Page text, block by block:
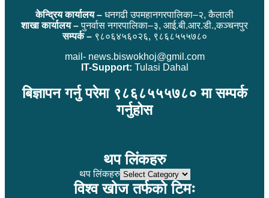
केन्द्रिय कार्यालय – धनगढी उपमहानगरपालिका–२, कैलाली
शाखा कार्यालय –पुनर्वास नगरपालिका–३, आई.बी.आर.डी.,कञ्चनपुर
सम्पर्क –९८०६४५६०२६, ९८६८५५५७८०
mail- news.biswokhoj@gmil.com
IT-Support: Tulasi Dahal
बिज्ञापन गर्नु परेमा ९८६८५५५७८० मा सम्पर्क
गर्नुहोस
थप लिंकहरु
थप लिंकहरु
विश्व खोज तर्फको टिमः